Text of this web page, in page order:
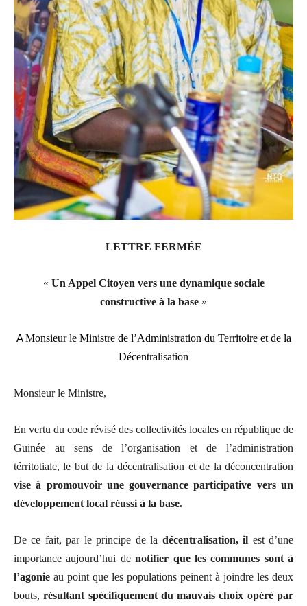
LETTRE FERMÉE
« Un Appel Citoyen vers une dynamique sociale
constructive à la base »
AMonsieur le Ministre de l’Administration du Territoire et de la
Décentralisation
Monsieur le Ministre,
En vertu du code révisé des collectivités locales en république de
Guinée au sens de l’organisation et de l’administration
térritotiale, le but de la décentralisation et de la déconcentration
vise à promouvoir une gouvernance participative vers un
développement local réussi à la base.
De ce fait, par le principe de la décentralisation, il est d’une
importance aujourd’hui denotifier que les communes sont à
l’agonie au point que les populations peinent à joindre les deux
bouts,résultant spécifiquement du mauvais choix opéré par